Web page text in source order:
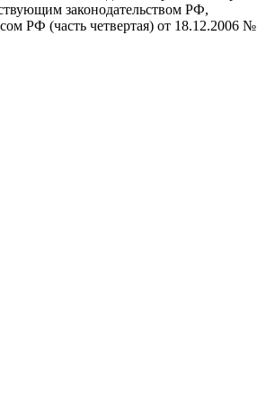
законодательством РФ,
РФ (часть четвертая) от 18.12.2006 №